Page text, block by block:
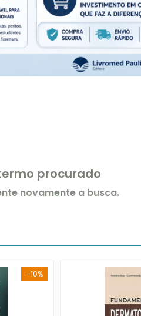
procurado
novamente a busca.
-10%